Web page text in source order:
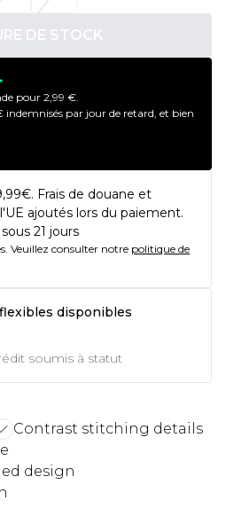
DE STOCK
pour 2,99 €.
indemnisés par jour de retard, et bien
Frais de douane et
ajoutés lors du paiement.
21 jours
Veuillez consulter notre politique de
disponibles
soumis à statut
Contrast stitching details
design